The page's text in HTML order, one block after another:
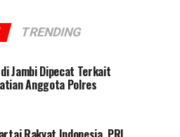
TRENDING
Jambi Dipecat Terkait
Anggota Polres